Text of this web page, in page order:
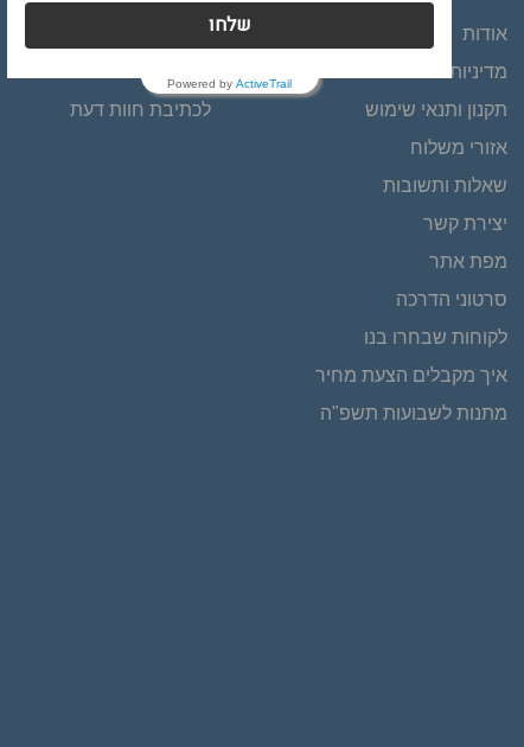
אודות
מדיניות פרטיות
תקנון ותנאי שימוש
אזורי משלוח
שאלות ותשובות
יצירת קשר
מפת אתר
סרטוני הדרכה
לקוחות שבחרו בנו
איך מקבלים הצעת מחיר
מתנות לשבועות תשפ"ה
אזור אישי
לכתיבת חוות דעת
שלחו
Powered by ActiveTrail